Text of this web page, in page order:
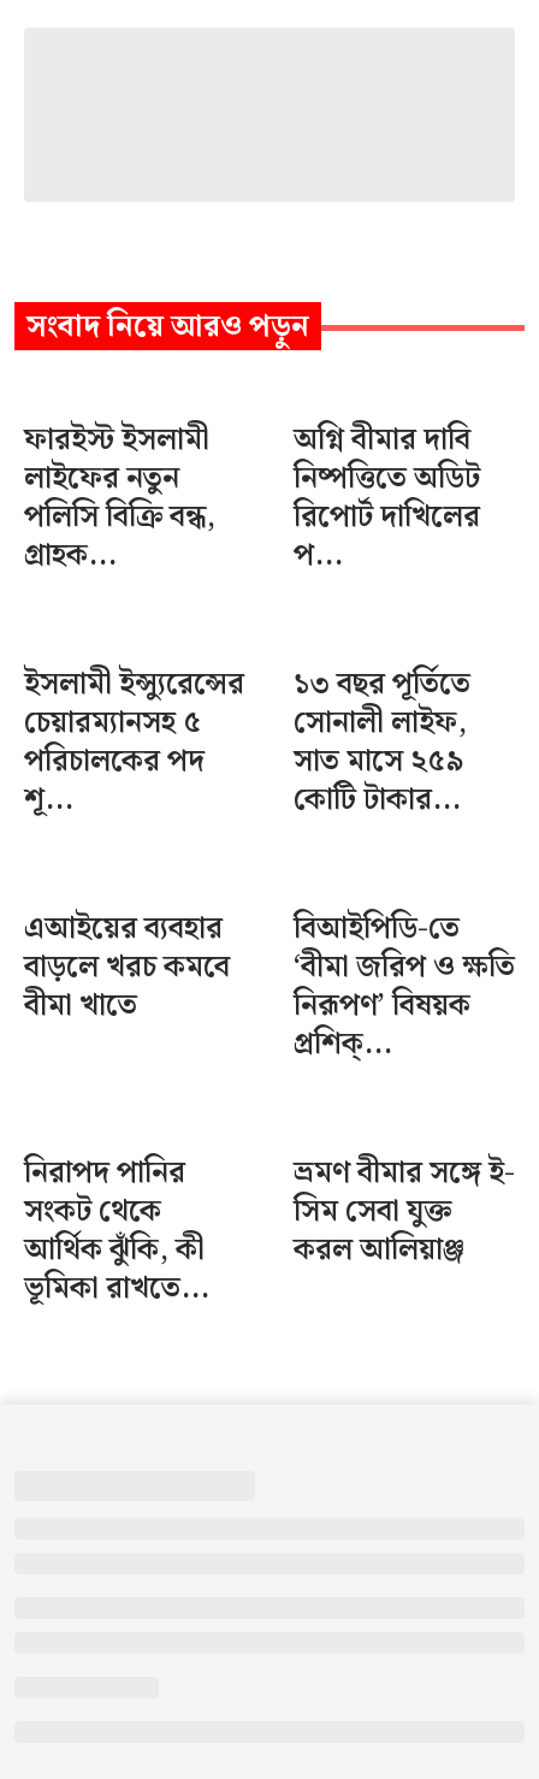
সংবাদনিয়ে আরও পড়ুন
ফারইস্ট ইসলামী
লাইফের নতুন
পলিসি বিক্রি বন্ধ,
গ্রাহক...
অগ্নি বীমার দাবি
নিষ্পত্তিতে অডিট
রিপোর্ট দাখিলের
প...
ইসলামী ইন্স্যুরেন্সের
চেয়ারম্যানসহ ৫
পরিচালকের পদ
শূ...
১৩ বছর পূর্তিতে
সোনালী লাইফ,
সাত মাসে ২৫৯
কোটি টাকার...
এআইয়ের ব্যবহার
বাড়লে খরচ কমবে
বীমা খাতে
বিআইপিডি-তে
‘বীমা জরিপ ও ক্ষতি
নিরূপণ’ বিষয়ক
প্রশিক্...
নিরাপদ পানির
সংকট থেকে
আর্থিক ঝুঁকি, কী
ভূমিকা রাখতে...
ভ্রমণ বীমার সঙ্গে ই-
সিম সেবা যুক্ত
করল আলিয়াঞ্জ